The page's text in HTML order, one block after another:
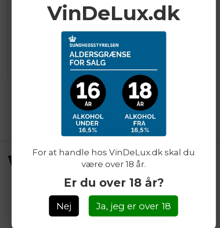
VinDeLux.dk
For at handle hos VinDeLux.dk skal du
være over 18 år.
Er du over 18 år?
Nej Ja, jeg er over 18
DKK